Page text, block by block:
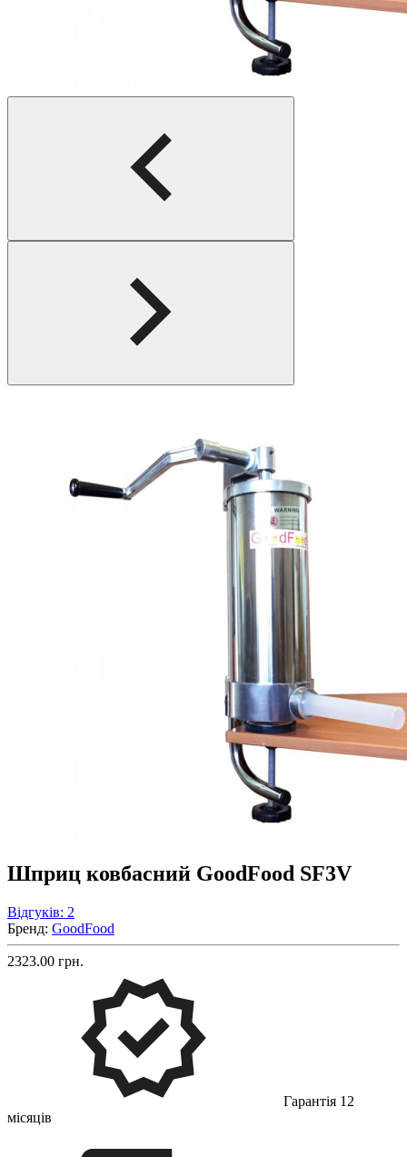
Шприц ковбасний GoodFood SF3V
Відгуків: 2
Бренд: GoodFood
2323.00 грн.
Гарантія 12
місяців